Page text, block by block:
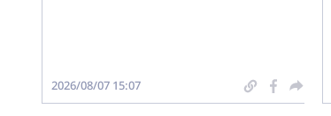
2026/08/07 15:07